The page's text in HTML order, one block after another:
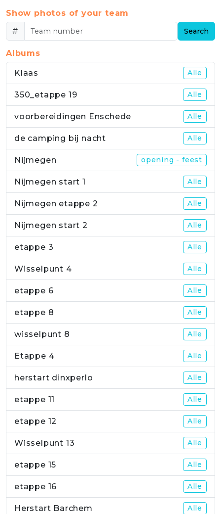
Show photos of your team
#
Search
Albums
Klaas Alle
350_etappe 19 Alle
voorbereidingen Enschede Alle
de camping bij nacht Alle
Nijmegen opening - feest
Nijmegen start 1 Alle
Nijmegen etappe 2 Alle
Nijmegen start 2 Alle
etappe 3 Alle
Wisselpunt 4 Alle
etappe 6 Alle
etappe 8 Alle
wisselpunt 8 Alle
Etappe 4 Alle
herstart dinxperlo Alle
etappe 11 Alle
etappe 12 Alle
Wisselpunt 13 Alle
etappe 15 Alle
etappe 16 Alle
Herstart Barchem Alle